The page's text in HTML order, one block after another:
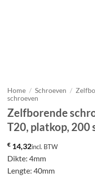
Home / Schroeven /
schroeven
Zelfborende
T20, platkop, 200
€ 14,32incl. BTW
Dikte: 4mm
Lengte: 40mm